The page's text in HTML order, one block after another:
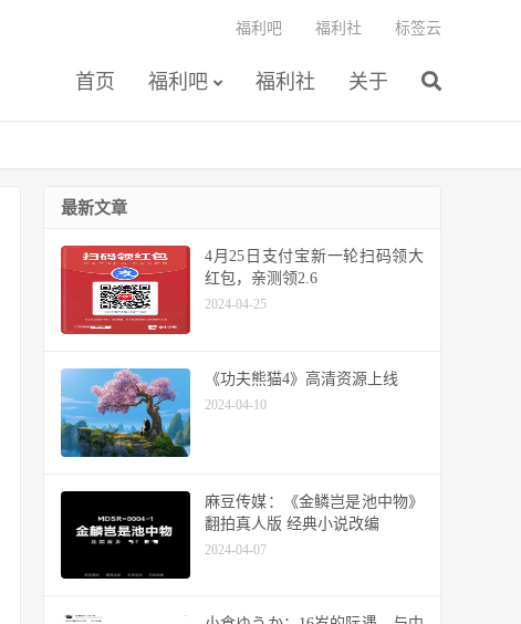
首页 福利吧 福利社 关于
福利吧 福利社 标签云
最新文章
4月25日支付宝新一轮扫码领大
红包，亲测领2.6
2024-04-25
《功夫熊猫4》高清资源上线
2024-04-10
麻豆传媒：《金鳞岂是池中物》
翻拍真人版 经典小说改编
2024-04-07